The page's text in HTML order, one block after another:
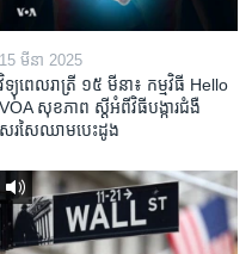
15 មីនា 2025
វិទ្យុពេលរាត្រី ១៥ មីនា៖ កម្មវិធី ​Hello
VOA សុខភាព ស្ដី​អំពី​វិធី​បង្ការ​ជំងឺ​
សរសៃ​ឈាម​បេះដូង